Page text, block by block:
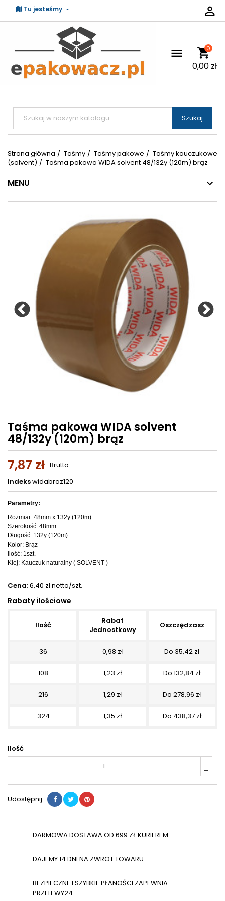
Tu jesteśmy 
 shopping_cart
0
0,00 zł
:

 Szukaj
Strona główna Taśmy Taśmy pakowe
Taśmy kauczukowe
(solvent)
Taśma pakowa WIDA solvent 48/132y (120m) brąz
MENU
Taśma pakowa WIDA solvent
48/132y (120m) brąz
7,87 zł Brutto
Indekswidabraz120
Parametry:
Rozmiar: 48mm x 132y (120m)
Szerokość: 48mm
Długość: 132y (120m)
Kolor: Brąz
Ilość: 1szt.
Klej: Kauczuk naturalny ( SOLVENT )
Cena:6,40 zł netto/szt.
Rabaty ilościowe
Ilość
Rabat
Jednostkowy
Oszczędzasz
36 0,98 zł Do 35,42 zł
108 1,23 zł Do 132,84 zł
216 1,29 zł Do 278,96 zł
324 1,35 zł Do 438,37 zł
Ilość
Udostępnij
DARMOWA DOSTAWA OD 699 ZŁ KURIEREM.
DAJEMY 14 DNI NA ZWROT TOWARU.
BEZPIECZNE I SZYBKIE PŁANOŚCI ZAPEWNIA
PRZELEWY24.